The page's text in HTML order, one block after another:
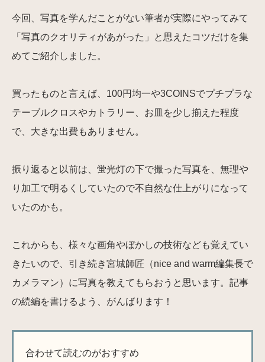
今回、写真を学んだことがない筆者が実際にやってみて
「写真のクオリティがあがった」と思えたコツだけを集
めてご紹介しました。
買ったものと言えば、100円均一や3COINSでプチプラな
テーブルクロスやカトラリー、お皿を少し揃えた程度
で、大きな出費もありません。
振り返ると以前は、蛍光灯の下で撮った写真を、無理や
り加工で明るくしていたので不自然な仕上がりになって
いたのかも。
これからも、様々な画角やぼかしの技術なども覚えてい
きたいので、引き続き宮城師匠（nice and warm編集長で
カメラマン）に写真を教えてもらおうと思います。記事
の続編を書けるよう、がんばります！
合わせて読むのがおすすめ